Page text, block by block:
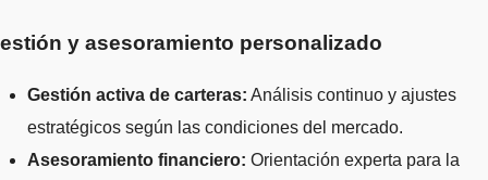
y asesoramiento personalizado
Gestión activa de carteras: Análisis continuo y ajustes
estratégicos según las condiciones del mercado.
Asesoramiento financiero: Orientación experta para la